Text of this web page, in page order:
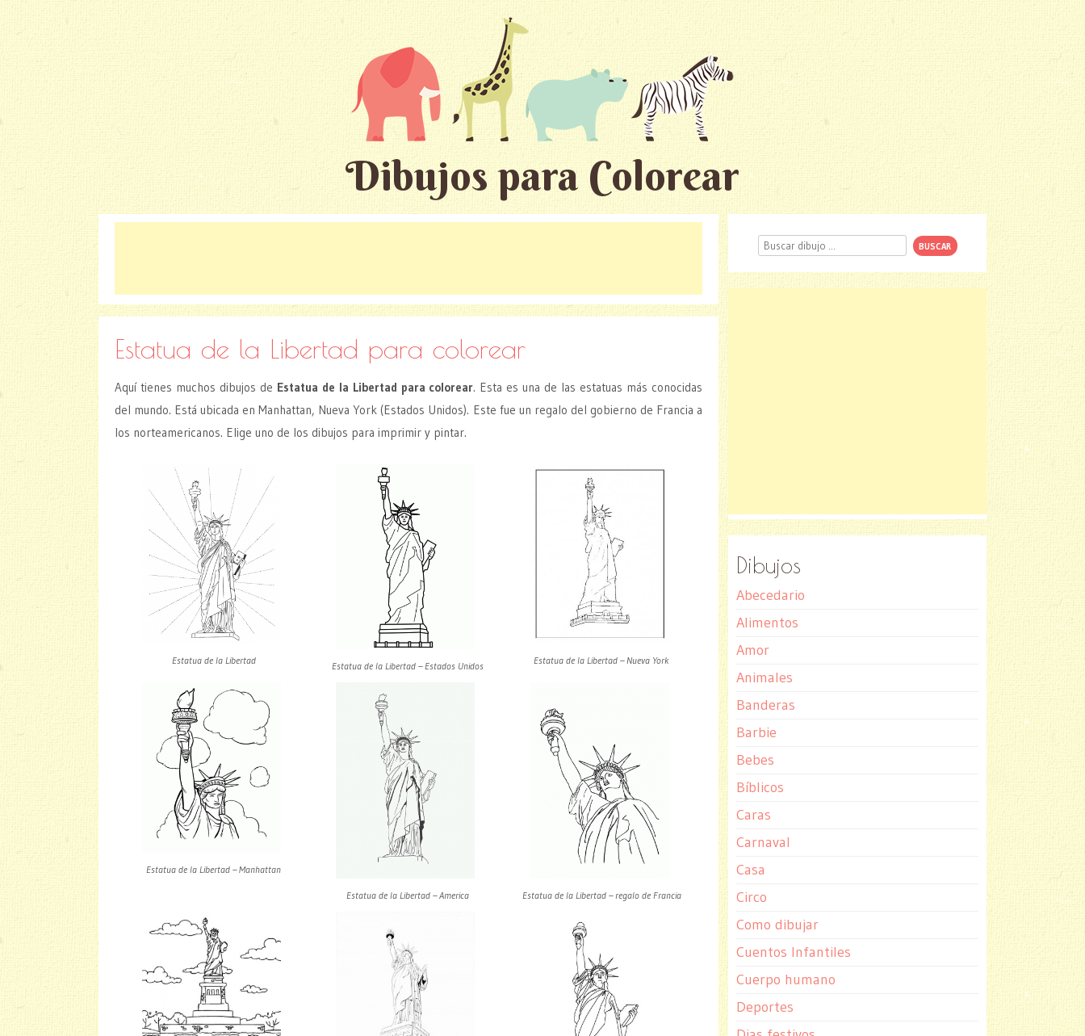
Dibujos para Colorear
Estatua de la Libertad para colorear
Aquí tienes muchos dibujos de Estatua de la Libertad para colorear. Esta es una de las estatuas más conocidas
del mundo. Está ubicada en Manhattan, Nueva York (Estados Unidos). Este fue un regalo del gobierno de Francia a
los norteamericanos. Elige uno de los dibujos para imprimir y pintar.
Estatua de la Libertad Estatua de la Libertad – Estados Unidos Estatua de la Libertad – Nueva York
Estatua de la Libertad – Manhattan
Estatua de la Libertad – America Estatua de la Libertad – regalo de Francia
Buscar
Dibujos
Abecedario
Alimentos
Amor
Animales
Banderas
Barbie
Bebes
Bíblicos
Caras
Carnaval
Casa
Circo
Como dibujar
Cuentos Infantiles
Cuerpo humano
Deportes